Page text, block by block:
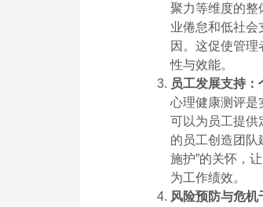
聚力等维度的整
业倦怠和低社会
因。这促使管
性与效能。
员工发展支持
心理健康测评是
可以为员工提供
的员工创造团队
施护”的关怀，
为工作绩效。
风险预防与危